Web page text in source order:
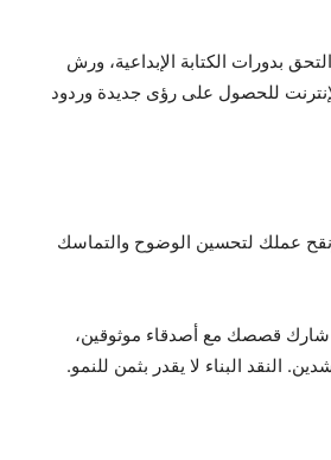
التحق بدورات الكتابة الإبداعية، ورش
للحصول على رؤى جديدة وردود
عملك لتحسين الوضوح والتماسك
شارك قصصك مع أصدقاء موثوقين،
النقد البناء لا يقدر بثمن للنمو.